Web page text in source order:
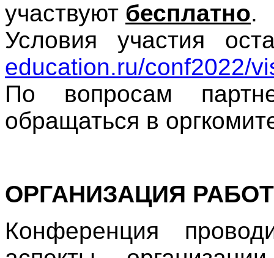
участвуют бесплатно.
Условия участия
education.ru/conf2022/
По вопросам
обращаться в
ОРГАНИЗАЦИЯ
Конференция